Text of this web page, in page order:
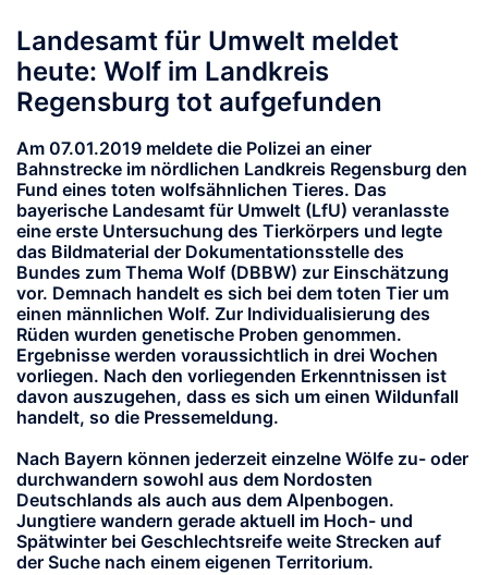
Landesamt für Umwelt meldet
heute: Wolf im Landkreis
Regensburg tot aufgefunden
Am 07.01.2019 meldete die Polizei an einer
Bahnstrecke im nördlichen Landkreis Regensburg den
Fund eines toten wolfsähnlichen Tieres. Das
bayerische Landesamt für Umwelt (LfU) veranlasste
eine erste Untersuchung des Tierkörpers und legte
das Bildmaterial der Dokumentationsstelle des
Bundes zum Thema Wolf (DBBW) zur Einschätzung
vor. Demnach handelt es sich bei dem toten Tier um
einen männlichen Wolf. Zur Individualisierung des
Rüden wurden genetische Proben genommen.
Ergebnisse werden voraussichtlich in drei Wochen
vorliegen. Nach den vorliegenden Erkenntnissen ist
davon auszugehen, dass es sich um einen Wildunfall
handelt, so die Pressemeldung.
Nach Bayern können jederzeit einzelne Wölfe zu- oder
durchwandern sowohl aus dem Nordosten
Deutschlands als auch aus dem Alpenbogen.
Jungtiere wandern gerade aktuell im Hoch- und
Spätwinter bei Geschlechtsreife weite Strecken auf
der Suche nach einem eigenen Territorium.